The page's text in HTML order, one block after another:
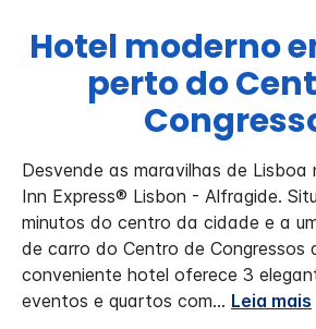
Hotel moderno
perto do
Desvende as maravilhas de
Inn Express® Lisbon - Alfragide.
minutos do centro da cidade e a
de carro do Centro de Congressos
conveniente hotel oferece 3
eventos e quartos com... Leia mais